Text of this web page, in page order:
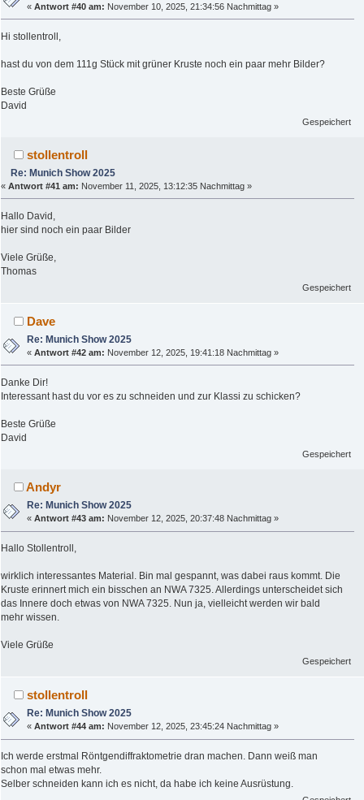
«Antwort #40 am: November 10, 2025, 21:34:56 Nachmittag »
Hi stollentroll,
hast du von dem 111g Stück mit grüner Kruste noch ein paar mehr Bilder?
Beste Grüße
David
Gespeichert
stollentroll
Re: Munich Show 2025
« Antwort #41 am: November 11, 2025, 13:12:35 Nachmittag »
Hallo David,
hier sind noch ein paar Bilder
Viele Grüße,
Thomas
Gespeichert
Dave
Re: Munich Show 2025
«Antwort #42 am: November 12, 2025, 19:41:18 Nachmittag »
Danke Dir!
Interessant hast du vor es zu schneiden und zur Klassi zu schicken?
Beste Grüße
David
Gespeichert
Andyr
Re: Munich Show 2025
«Antwort #43 am: November 12, 2025, 20:37:48 Nachmittag »
Hallo Stollentroll,
wirklich interessantes Material. Bin mal gespannt, was dabei raus kommt. Die
Kruste erinnert mich ein bisschen an NWA 7325. Allerdings unterscheidet sich
das Innere doch etwas von NWA 7325. Nun ja, vielleicht werden wir bald
mehr wissen.
Viele Grüße
Gespeichert
stollentroll
Re: Munich Show 2025
«Antwort #44 am: November 12, 2025, 23:45:24 Nachmittag »
Ich werde erstmal Röntgendiffraktometrie dran machen. Dann weiß man
schon mal etwas mehr.
Selber schneiden kann ich es nicht, da habe ich keine Ausrüstung.